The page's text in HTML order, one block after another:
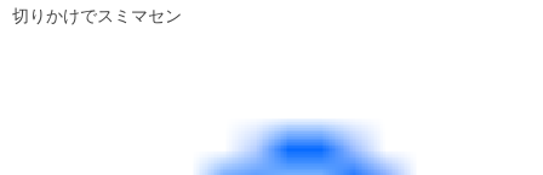
切りかけでスミマセン